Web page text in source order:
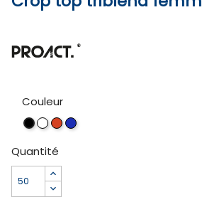
Couleur
BlackWhite
CoralDuck
Quantité